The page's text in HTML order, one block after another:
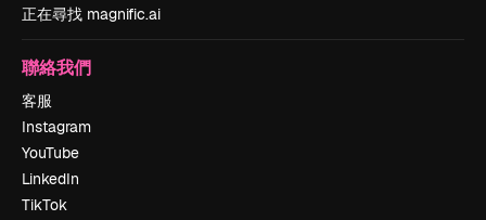
正在尋找 magnific.ai
聯絡我們
客服
Instagram
YouTube
LinkedIn
TikTok